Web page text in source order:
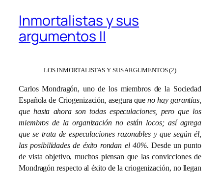
Inmortalistas y sus
argumentos II
LOS INMORTALISTAS Y SUS ARGUMENTOS (2)
Carlos Mondragón, uno de los miembros de la Sociedad
Española de Criogenización, asegura que no hay garantías,
que hasta ahora son todas especulaciones, pero que los
miembros de la organización no están locos; así agrega
que se trata de especulaciones razonables y que según él,
las posibilidades de éxito rondan el 40%. Desde un punto
de vista objetivo, muchos piensan que las convicciones de
Mondragón respecto al éxito de la criogenización, no llegan